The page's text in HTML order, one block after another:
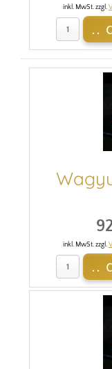
inkl. MwSt. zzgl.
inkl. MwSt. zzgl.